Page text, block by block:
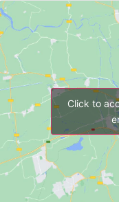
Click to